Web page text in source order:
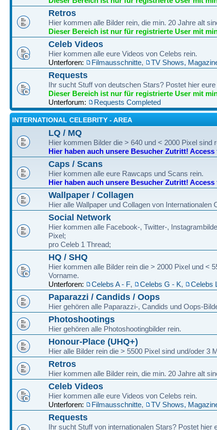
Retros
Hier kommen alle Bilder rein, die min. 20 Jahre alt
Dieser Bereich ist nur für registrierte User mit
Celeb Videos
Hier kommen alle eure Videos von Celebs rein.
Unterforen:
Filmausschnitte, TV Shows,
Requests
Ihr sucht Stuff von deutschen Stars? Postet hier
Dieser Bereich ist nur für registrierte User mit
Unterforum:
Requests Completed
INTERNATIONAL CELEBRITY - AREA
LQ / MQ
Hier kommen Bilder die > 640 und < 2000 Pixel sind
Hier haben auch unsere Besucher Zutritt!
Caps / Scans
Hier kommen alle eure Rawcaps und Scans rein.
Hier haben auch unsere Besucher Zutritt!
Wallpaper / Collagen
Hier alle Wallpaper und Collagen von Internationalen
Social Network
Hier kommen alle Facebook-, Twitter-,
Pixel;
pro Celeb 1 Thread;
HQ / SHQ
Hier kommen alle Bilder rein die > 2000 Pixel und <
Vorname.
Unterforen:
Celebs A - F, Celebs G - K, Celebs
Paparazzi / Candids / Oops
Hier gehören alle Paparazzi-, Candids und Oops-
Photoshootings
Hier gehören alle Photoshootingbilder rein.
Honour-Place (UHQ+)
Hier alle Bilder rein die > 5500 Pixel sind und/oder 3
Retros
Hier kommen alle Bilder rein, die min. 20 Jahre alt
Celeb Videos
Hier kommen alle eure Videos von Celebs rein.
Unterforen:
Filmausschnitte, TV Shows,
Requests
Ihr sucht Stuff von internationalen Stars? Postet hier